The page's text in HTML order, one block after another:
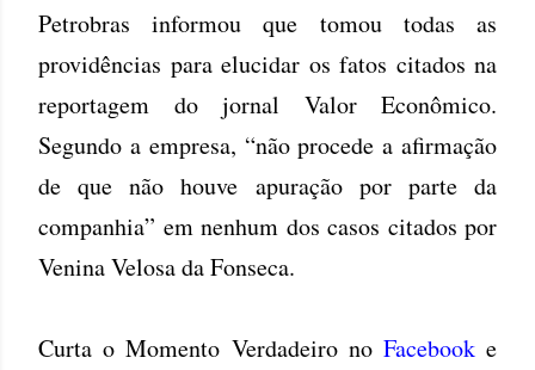
Petrobras informou que tomou todas as
providências para elucidar os fatos citados na
reportagem do jornal Valor Econômico.
Segundo a empresa, “não procede a afirmação
de que não houve apuração por parte da
companhia” em nenhum dos casos citados por
Venina Velosa da Fonseca.
Curta o Momento Verdadeiro no Facebooke